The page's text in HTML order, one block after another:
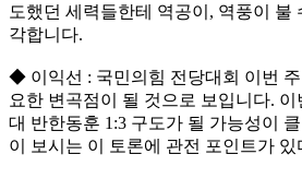
도했던 세력들한테 역공이, 역풍이 불
각합니다.
◆ 이익선 : 국민의힘 전당대회 이번
요한 변곡점이 될 것으로 보입니다.
대 반한동훈 1:3 구도가 될 가능성이
이 보시는 이 토론에 관전 포인트가 있